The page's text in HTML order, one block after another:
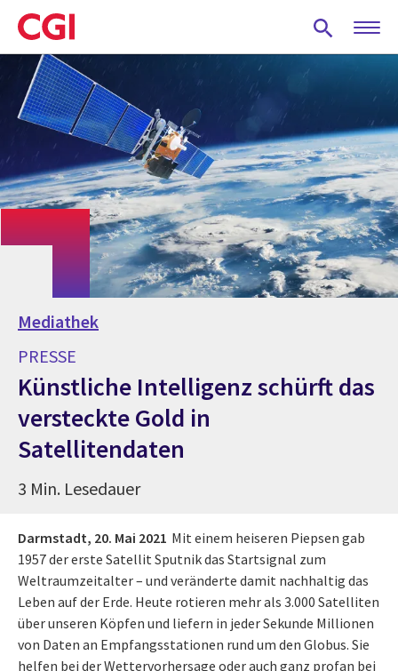
Skip
to
main
content
Mediathek
PRESSE
Künstliche Intelligenz schürft das
versteckte Gold in
Satellitendaten
3 Min. Lesedauer
Darmstadt, 20. Mai 2021 Mit einem heiseren Piepsen gab
1957 der erste Satellit Sputnik das Startsignal zum
Weltraumzeitalter – und veränderte damit nachhaltig das
Leben auf der Erde. Heute rotieren mehr als 3.000 Satelliten
über unseren Köpfen und liefern in jeder Sekunde Millionen
von Daten an Empfangsstationen rund um den Globus. Sie
helfen bei der Wettervorhersage oder auch ganz profan bei